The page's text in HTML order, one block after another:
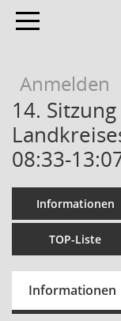
Toggle navigation
Anmelden
14.
08:33-
Informationen
TOP-Liste
Informationen